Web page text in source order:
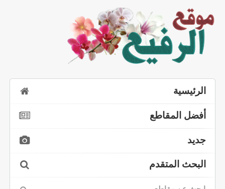
الرئيسية
أفضل المقاطع
جديد
البحث المتقدم